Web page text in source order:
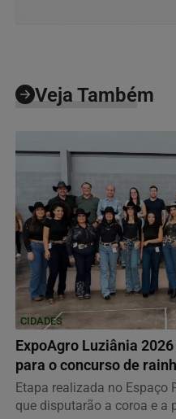
Veja Também
CIDADES
ExpoAgro Luziânia
para o concurso de
Etapa realizada no
que disputarão a coroa e a